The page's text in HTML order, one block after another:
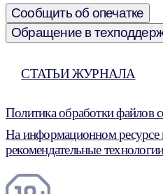
Сообщить об опечатке
Обращение в
СТАТЬИ ЖУРНАЛА
Политика обработки файлов
На информационном ресурсе
рекомендательные